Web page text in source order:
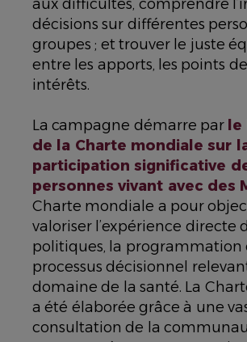
aux difficultés, comprendre
décisions sur différentes
groupes ; et trouver le juste
entre les apports, les points
intérêts.
La campagne démarre par
de la Charte mondiale sur
participation significative
personnes vivant avec des
Charte mondiale a pour
valoriser l’expérience directe
politiques, la programmation
processus décisionnel
domaine de la santé. La
a été élaborée grâce à une
consultation de la